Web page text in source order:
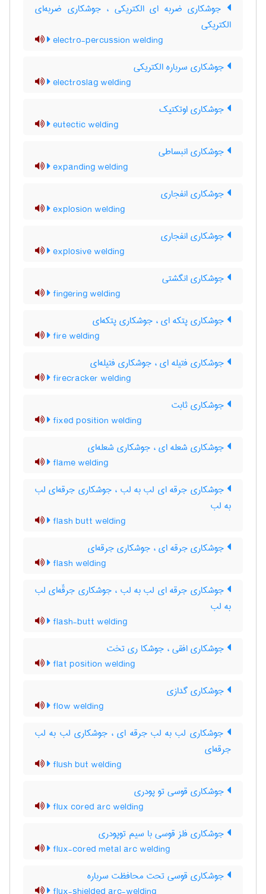
جوشکاری ضربه ای الکتریکی ، جوشکاری ضربه‌ای
الکتریکی
electro-percussion welding
جوشکاری سرباره الکتریکی
electroslag welding
جوشکاری اوتکتیک
eutectic welding
جوشکاری انبساطی
expanding welding
جوشکاری انفجاری
explosion welding
جوشکاری انفجاری
explosive welding
جوشکاری انگشتی
fingering welding
جوشکاری پتکه ای ، جوشکاری پتکه‌ای
fire welding
جوشکاری فتیله ای ، جوشکاری فتیله‌ای
firecracker welding
جوشکاری ثابت
fixed position welding
جوشکاری شعله ای ، جوشکاری شعله‌ای
flame welding
جوشکاری جرقه ای لب به لب ، جوشکاری جرقه‌ای لب
به لب
flash butt welding
جوشکاری جرقه ای ، جوشکاری جرقه‌ای
flash welding
جوشکاری جرقه ای لب به لب ، جوشکاری جرقّه‌ای لب
به لب
flash-butt welding
جوشکاری افقی ، جوشکا ری تخت
flat position welding
جوشکاری گدازی
flow welding
جوشکاری لب به لب جرقه ای ، جوشکاری لب به لب
جرقه‌ای
flush but welding
جوشکاری قوسی تو پودری
flux cored arc welding
جوشکاری فلز قوسی با سیم توپودری
flux-cored metal arc welding
جوشکاری قوسی تحت محافظت سرباره